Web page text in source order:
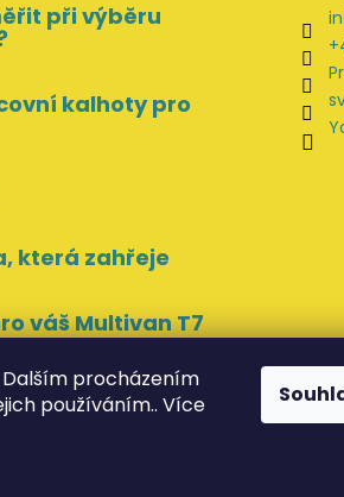
procházením
používáním.. Více
při výběru
kalhoty pro
která zahřeje
váš Multivan T7